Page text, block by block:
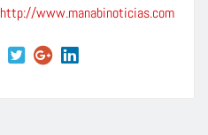
http://www.manabinoticias.com